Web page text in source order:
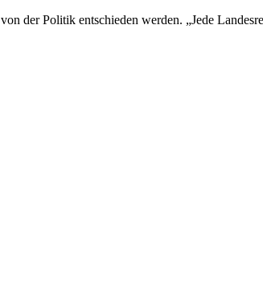
der Politik entschieden werden. „Jede